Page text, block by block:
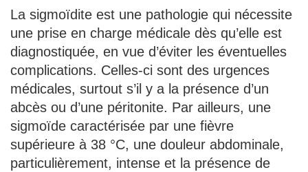
La sigmoïdite est une pathologie qui nécessite
une prise en charge médicale dès qu’elle est
diagnostiquée, en vue d’éviter les éventuelles
complications. Celles-ci sont des urgences
médicales, surtout s’il y a la présence d’un
abcès ou d’une péritonite. Par ailleurs, une
sigmoïde caractérisée par une fièvre
supérieure à 38 °C, une douleur abdominale,
particulièrement, intense et la présence de